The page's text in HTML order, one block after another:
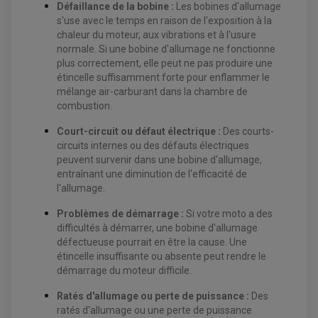
FREINAGE
ACCESSOIRE + VISSERIE FREINAGE
DISQUE DE FREIN
PLAQUETTE DE FREIN
KIT DURITE DE FREIN
KIT RÉPARATION ÉTRIER DE FREIN
KIT RÉPARATION MAÎTRE CYLINDRE
EQUIPEMENT ELECTRIQUE QUAD / SSV
ACCESSOIRES ELECTRIQUE QUAD / SSV
BOITIER CDI QUAD ET SSV
CHARGEUR DE BATTERIE QUAD / SSV
COMPTEUR QUAD / SSV
CONTACTEUR A CLÉ QUAD
DÉMARREUR
ECLAIRAGE LED / HALOGÈNE
STATOR ET REDRESSEUR / REGULATEUR
EQUIPEMENT FREINAGE QUAD / SSV
DISQUE DE FREIN QUAD / SSV
KIT DURITE DE FREIN QUAD
KIT REPARATION MAÎTRE CYLINDRE QUAD / SSV
PLAQUETTES DE FREIN QUAD / SSV
HUILE ET PRODUIT D'ENTRETIEN QUAD
HUILE POUR QUAD
PRODUIT D'ENTRETIEN QUAD
CHAÎNE A NEIGE QUAD-SSV
CHAÎNES A NEIGE
PNEUMATIQUE
MOUSSE
CHAMBRE À AIR
EQUIPEMENT FREINAGE MOTO CROSS ET
ENDURO
ACCESSOIRES FREINAGE
DISQUE DE FREIN AVANT
DISQUE DE FREIN ARRIÈRE
PLAQUETTE DE FREIN
KIT RÉPARATION MAÎTRE CYLINDRE
KIT RÉPARATION ÉTRIER DE FREIN
Défaillance de la bobine : Les bobines d'allumage
s'use avec le temps en raison de l'exposition à la
chaleur du moteur, aux vibrations et à l'usure
normale. Si une bobine d'allumage ne fonctionne
plus correctement, elle peut ne pas produire une
étincelle suffisamment forte pour enflammer le
mélange air-carburant dans la chambre de
combustion.
Court-circuit ou défaut électrique : Des courts-
circuits internes ou des défauts électriques
peuvent survenir dans une bobine d'allumage,
entraînant une diminution de l'efficacité de
l'allumage.
Problèmes de démarrage : Si votre moto a des
difficultés à démarrer, une bobine d'allumage
défectueuse pourrait en être la cause. Une
étincelle insuffisante ou absente peut rendre le
démarrage du moteur difficile.
Ratés d'allumage ou perte de puissance : Des
ratés d'allumage ou une perte de puissance